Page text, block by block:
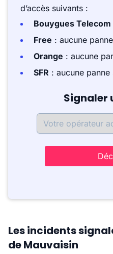
d’accès suivants :
Bouygues Telecom
Free : aucune
Orange : aucune
SFR : aucune panne
Signaler
Les incidents
de Mauvaisin